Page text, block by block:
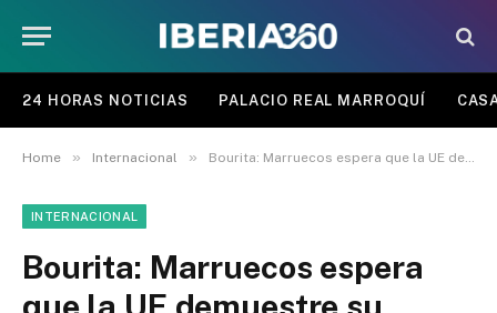
24 HORAS NOTICIAS PALACIO REAL MARROQUÍ
Home » Internacional » Bourita: Marruecos espera que la UE demuestre su compromiso con la asociación con hechos y no con palabras
INTERNACIONAL
Bourita: Marruecos espera